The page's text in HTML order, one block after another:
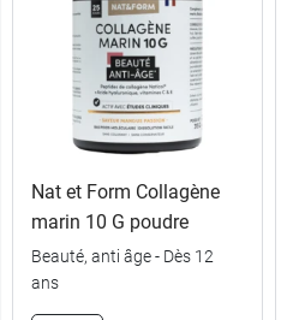
Nat et Form Collagène
marin 10 G poudre
Beauté, anti âge - Dès 12
ans